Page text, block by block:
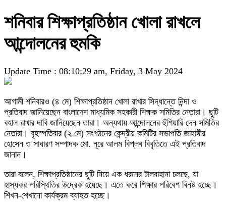
শনিবার শিক্ষাপ্রতিষ্ঠান খোলা রাখলে
আন্দোলনের হুমকি
Update Time : 08:10:29 am, Friday, 3 May 2024
আগামী শনিবারও (৪ মে) শিক্ষাপ্রতিষ্ঠান খোলা রাখার সিদ্ধান্তে নিন্দা ও
প্রতিবাদ জানিয়েছেন বাংলাদেশ মাধ্যমিক সহকারী শিক্ষক সমিতির নেতারা। ছুটি
বহাল রাখার দাবি জানিয়েছেন তারা। অন্যথায় আন্দোলনের হুঁশিয়ারি দেন সমিতির
নেতারা। বৃহস্পতিবার (২ মে) সংগঠনের কেন্দ্রীয় কমিটির সভাপতি জাহাঙ্গীর
হোসেন ও সাধারণ সম্পাদক মো. নূরে আলম বিপ্লব বিবৃতিতে এই প্রতিবাদ
জানান।
তারা বলেন, শিক্ষাপ্রতিষ্ঠানের ছুটি নিয়ে এক ধরনের টালবাহানা চলছে, যা
হাস্যকর পরিস্থিতির উদ্রেক হয়েছে। এতে করে শিক্ষার পরিবেশ বিনষ্ট হচ্ছে।
শিখন-শেখানো কার্যক্রম ব্যাহত হচ্ছে।